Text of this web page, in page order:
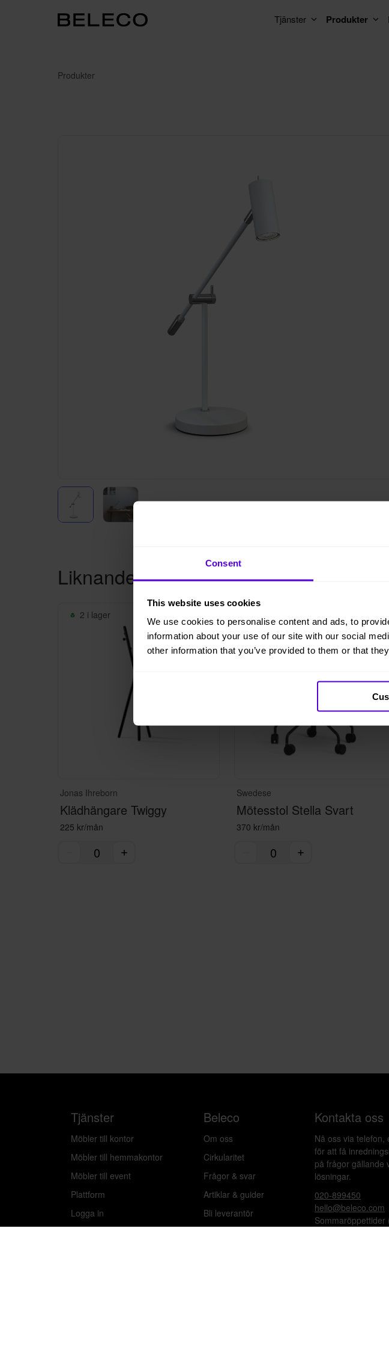
Consent
This website uses cookies
We use cookies to personalise content and ads, to
information about your use of our site with our social
other information that you’ve provided to them or that
Tjänster Produkter
Produkter
Liknande produkter
2 i lager
Jonas Ihreborn
Klädhängare Twiggy
225 kr/mån
Swedese
Mötesstol Stella Svart
370 kr/mån
Tjänster
Möbler till kontor
Möbler till hemmakontor
Möbler till event
Plattform
Logga in
Beleco
Om oss
Cirkularitet
Frågor & svar
Artiklar & guider
Bli leverantör
Kontakta oss
Nå oss via telefon,
för att få
på frågor gällande
lösningar.
020-899450
hello@beleco.com
Sommaröppettider